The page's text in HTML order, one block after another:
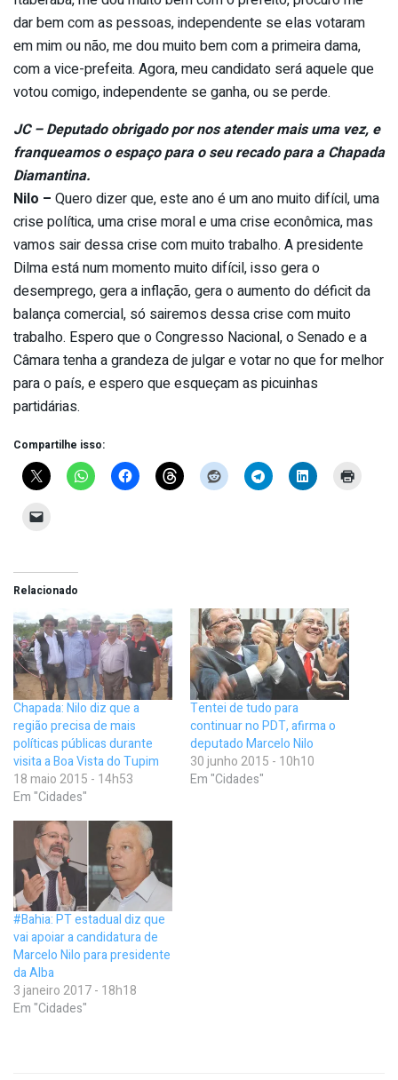
dar bem com as pessoas, independente se elas votaram
em mim ou não, me dou muito bem com a primeira dama,
com a vice-prefeita. Agora, meu candidato será aquele que
votou comigo, independente se ganha, ou se perde.
JC – Deputado obrigado por nos atender mais uma vez, e
franqueamos o espaço para o seu recado para a Chapada
Diamantina.
Nilo – Quero dizer que, este ano é um ano muito difícil, uma
crise política, uma crise moral e uma crise econômica, mas
vamos sair dessa crise com muito trabalho. A presidente
Dilma está num momento muito difícil, isso gera o
desemprego, gera a inflação, gera o aumento do déficit da
balança comercial, só sairemos dessa crise com muito
trabalho. Espero que o Congresso Nacional, o Senado e a
Câmara tenha a grandeza de julgar e votar no que for melhor
para o país, e espero que esqueçam as picuinhas
partidárias.
Compartilhe isso:
Relacionado
Chapada: Nilo diz que a
região precisa de mais
políticas públicas durante
visita a Boa Vista do Tupim
18 maio 2015 - 14h53
Em "Cidades"
Tentei de tudo para
continuar no PDT, afirma o
deputado Marcelo Nilo
30 junho 2015 - 10h10
Em "Cidades"
#Bahia: PT estadual diz que
vai apoiar a candidatura de
Marcelo Nilo para presidente
da Alba
3 janeiro 2017 - 18h18
Em "Cidades"